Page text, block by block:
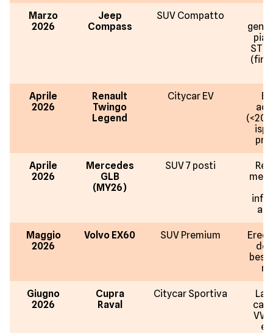
Marzo
2026
Jeep
Compass
SUV Compatto
(fino
Aprile
2026
Renault
Twingo
Legend
Citycar EV
Aprile
2026
Mercedes
GLB
(MY26)
SUV 7 posti
Maggio
2026
Volvo EX60 SUV Premium
Giugno
2026
Cupra
Raval
Citycar Sportiva
La
VW